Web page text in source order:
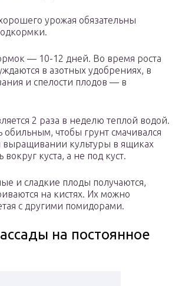
урожая обязательны
— 10-12 дней. Во время роста
в азотных удобрениях, в
и спелости плодов — в
2 раза в неделю теплой водой.
чтобы грунт смачивался
выращивании культуры в ящиках
куста, а не под куст.
и сладкие плоды получаются,
на кистях. Их можно
с другими помидорами.
на постоянное